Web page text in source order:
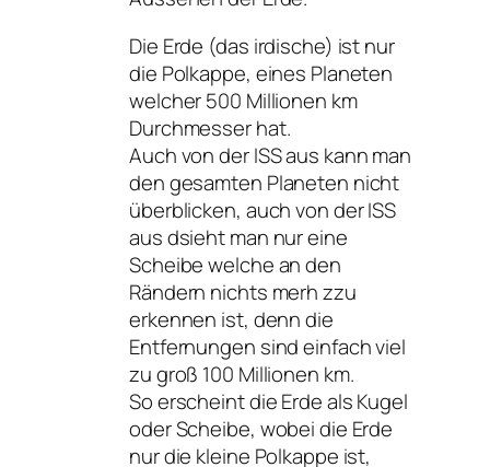
Die Erde (das irdische) ist nur
die Polkappe, eines Planeten
welcher 500 Millionen km
Durchmesser hat.
Auch von der ISS aus kann man
den gesamten Planeten nicht
überblicken, auch von der ISS
aus dsieht man nur eine
Scheibe welche an den
Rändern nichts merh zzu
erkennen ist, denn die
Entfernungen sind einfach viel
zu groß 100 Millionen km.
So erscheint die Erde als Kugel
oder Scheibe, wobei die Erde
nur die kleine Polkappe ist,